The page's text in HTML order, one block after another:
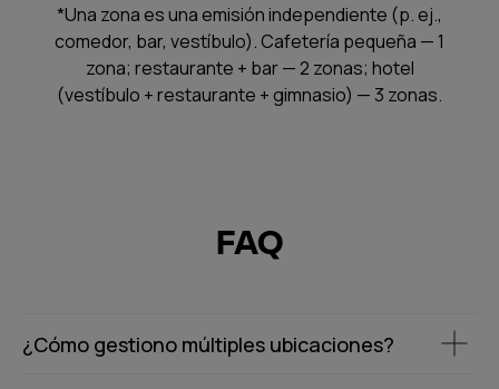
*Una zona es una emisión independiente (p. ej.,
comedor, bar, vestíbulo). Cafetería pequeña — 1
zona; restaurante + bar — 2 zonas; hotel
(vestíbulo + restaurante + gimnasio) — 3 zonas.
FAQ
¿Cómo gestiono múltiples ubicaciones?